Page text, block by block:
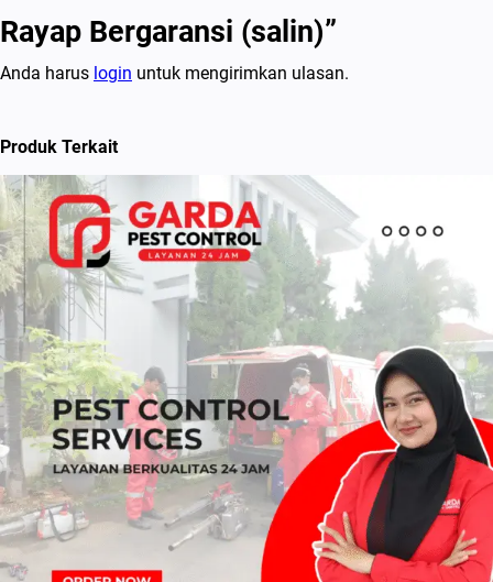
Rayap Bergaransi (salin)”
Anda harus login untuk mengirimkan ulasan.
Produk Terkait